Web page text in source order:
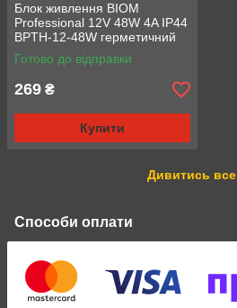
Блок живлення BIOM
Professional 12V 48W 4A IP44
BPTH-12-48W герметичний
алюмінієвий Slim
Готово до відправки
269 ₴
Купити
Дивитись все
Способи оплати